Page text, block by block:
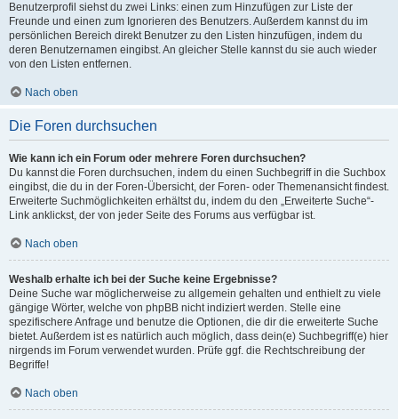
Benutzerprofil siehst du zwei Links: einen zum Hinzufügen zur Liste der
Freunde und einen zum Ignorieren des Benutzers. Außerdem kannst du im
persönlichen Bereich direkt Benutzer zu den Listen hinzufügen, indem du
deren Benutzernamen eingibst. An gleicher Stelle kannst du sie auch wieder
von den Listen entfernen.
Nach oben
Die Foren durchsuchen
Wie kann ich ein Forum oder mehrere Foren durchsuchen?
Du kannst die Foren durchsuchen, indem du einen Suchbegriff in die Suchbox
eingibst, die du in der Foren-Übersicht, der Foren- oder Themenansicht findest.
Erweiterte Suchmöglichkeiten erhältst du, indem du den „Erweiterte Suche“-
Link anklickst, der von jeder Seite des Forums aus verfügbar ist.
Nach oben
Weshalb erhalte ich bei der Suche keine Ergebnisse?
Deine Suche war möglicherweise zu allgemein gehalten und enthielt zu viele
gängige Wörter, welche von phpBB nicht indiziert werden. Stelle eine
spezifischere Anfrage und benutze die Optionen, die dir die erweiterte Suche
bietet. Außerdem ist es natürlich auch möglich, dass dein(e) Suchbegriff(e) hier
nirgends im Forum verwendet wurden. Prüfe ggf. die Rechtschreibung der
Begriffe!
Nach oben